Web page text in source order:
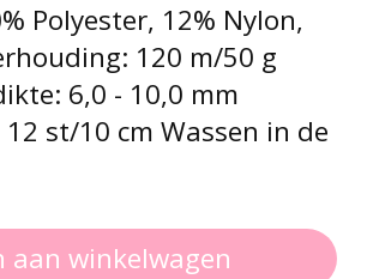
Polyester, 12% Nylon,
120 m/50 g
6,0 - 10,0 mm
st/10 cm Wassen in de
aan winkelwagen